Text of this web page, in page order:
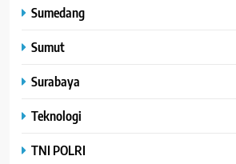
Sumedang
Sumut
Surabaya
Teknologi
TNI POLRI